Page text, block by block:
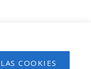
COOKIES